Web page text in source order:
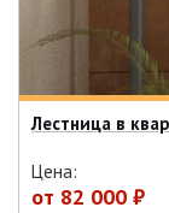
Лестница в
Цена:
от 82 000 ₽